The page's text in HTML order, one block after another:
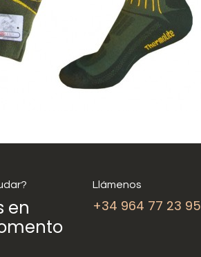
en
Llámenos
+34 964 77 23 95